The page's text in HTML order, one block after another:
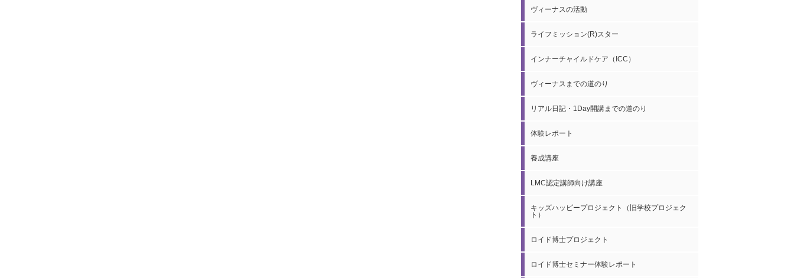
ヴィーナスの活動
ライフミッション(R)スター
インナーチャイルドケア（ICC）
ヴィーナスまでの道のり
リアル日記・1Day開講までの道のり
体験レポート
養成講座
LMC認定講師向け講座
キッズハッピープロジェクト（旧学校プロジェク
ト）
ロイド博士プロジェクト
ロイド博士セミナー体験レポート